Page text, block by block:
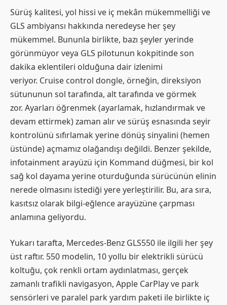
Sürüş kalitesi, yol hissi ve iç mekân mükemmelliği ve
GLS ambiyansı hakkında neredeyse her şey
mükemmel. Bununla birlikte, bazı şeyler yerinde
görünmüyor veya GLS pilotunun kokpitinde son
dakika eklentileri olduğuna dair izlenimi
veriyor. Cruise control dongle, örneğin, direksiyon
sütununun sol tarafında, alt tarafında ve görmek
zor. Ayarları öğrenmek (ayarlamak, hızlandırmak ve
devam ettirmek) zaman alır ve sürüş esnasında seyir
kontrolünü sıfırlamak yerine dönüş sinyalini (hemen
üstünde) açmamız olağandışı değildi. Benzer şekilde,
infotainment arayüzü için Kommand düğmesi, bir kol
sağ kol dayama yerine oturduğunda sürücünün elinin
nerede olmasını istediği yere yerleştirilir. Bu, ara sıra,
kasıtsız olarak bilgi-eğlence arayüzüne çarpması
anlamına geliyordu.
Yukarı tarafta, Mercedes-Benz GLS550 ile ilgili her şey
üst raftır. 550 modelin, 10 yollu bir elektrikli sürücü
koltuğu, çok renkli ortam aydınlatması, gerçek
zamanlı trafikli navigasyon, Apple CarPlay ve park
sensörleri ve paralel park yardım paketi ile birlikte iç